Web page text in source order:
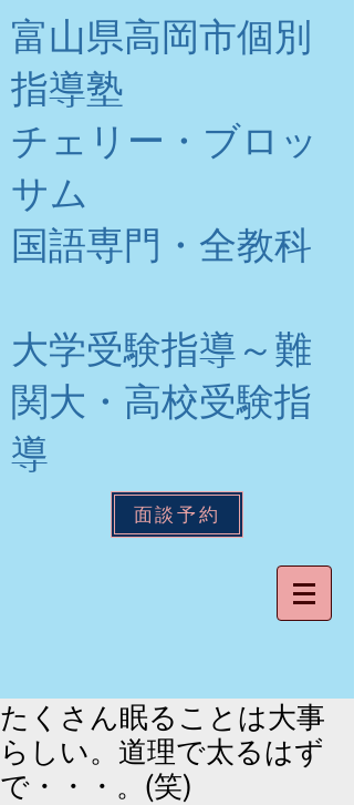
富山県高岡市個別
指導塾
チェリー・ブロッ
サム
​国語専門・全教科
大学受験指導～難
関大・高校受験指
導
面談予約
たくさん眠ることは大事
らしい。道理で太るはず
で・・・。(笑)